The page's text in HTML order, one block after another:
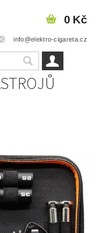
info@elektro-cigareta.cz
0 Kč